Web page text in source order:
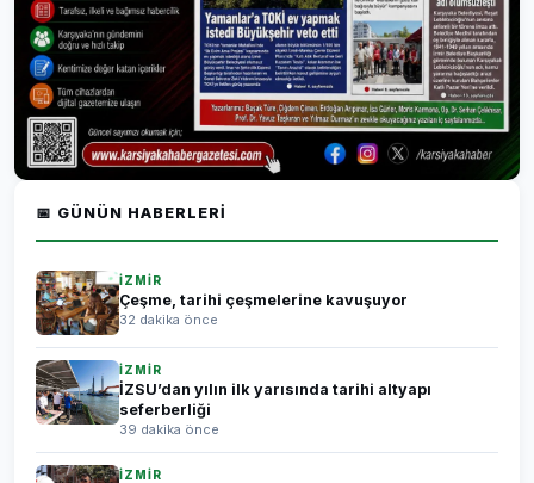
📅 GÜNÜN HABERLERI
İZMİR
Çeşme, tarihi çeşmelerine kavuşuyor
32 dakika önce
İZMİR
İZSU’dan yılın ilk yarısında tarihi altyapı
seferberliği
39 dakika önce
İZMİR